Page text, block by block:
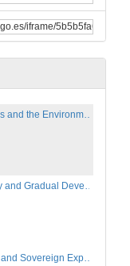
Strategic Oil Supply and Gradual Development of Substitutes